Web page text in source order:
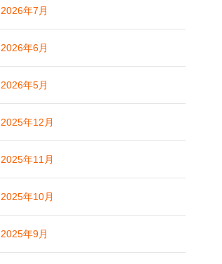
2026年7月
2026年6月
2026年5月
2025年12月
2025年11月
2025年10月
2025年9月